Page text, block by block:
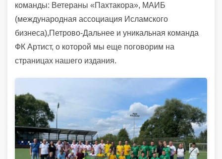
команды: Ветераны «Пахтакора», МАИБ
(международная ассоциация Исламского
бизнеса),Петрово-Дальнее и уникальная команда
ФК Артист, о которой мы еще поговорим на
страницах нашего издания.